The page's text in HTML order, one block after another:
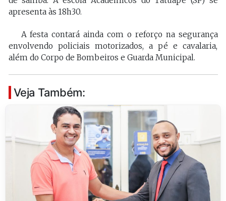
apresenta às 18h30.
A festa contará ainda com o reforço na segurança
envolvendo policiais motorizados, a pé e cavalaria,
além do Corpo de Bombeiros e Guarda Municipal.
Veja Também: